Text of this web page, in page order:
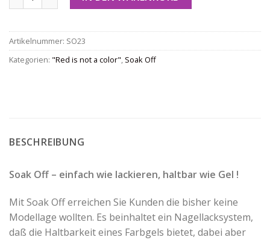
Artikelnummer: SO23
Kategorien: "Red is not a color", Soak Off
BESCHREIBUNG
Soak Off – einfach wie lackieren, haltbar wie Gel !
Mit Soak Off erreichen Sie Kunden die bisher keine
Modellage wollten. Es beinhaltet ein Nagellacksystem,
daß die Haltbarkeit eines Farbgels bietet, dabei aber